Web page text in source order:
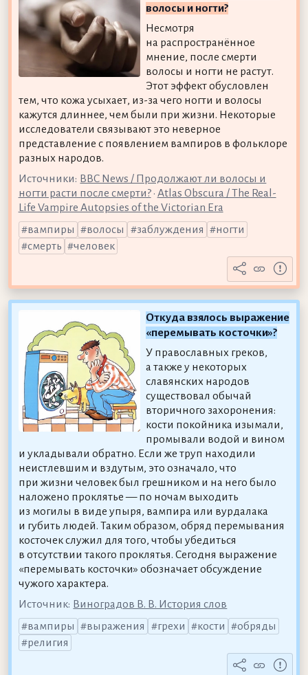
волосы и ногти?
Несмотря
на распространённое
мнение, после смерти
волосы и ногти не растут.
Этот эффект обусловлен
тем, что кожа усыхает, из-за чего ногти и волосы
кажутся длиннее, чем были при жизни. Некоторые
исследователи связывают это неверное
представление с появлением вампиров в фольклоре
разных народов.
Источники: BBC News / Продолжают ли волосы и
ногти расти после смерти?• Atlas Obscura / The Real-
Life Vampire Autopsies of the Victorian Era
вампиры
волосы заблуждения
ногти
смерть
человек
Откуда взялось выражение
«перемывать косточки»?
У православных греков,
а также у некоторых
славянских народов
существовал обычай
вторичного захоронения:
кости покойника изымали,
промывали водой и вином
и укладывали обратно. Если же труп находили
неистлевшим и вздутым, это означало, что
при жизни человек был грешником и на него было
наложено проклятье — по ночам выходить
из могилы в виде упыря, вампира или вурдалака
и губить людей. Таким образом, обряд перемывания
косточек служил для того, чтобы убедиться
в отсутствии такого проклятья. Сегодня выражение
«перемывать косточки» обозначает обсуждение
чужого характера.
Источник: Виноградов В. В. История слов
вампиры
выражения грехи кости
обряды
религия